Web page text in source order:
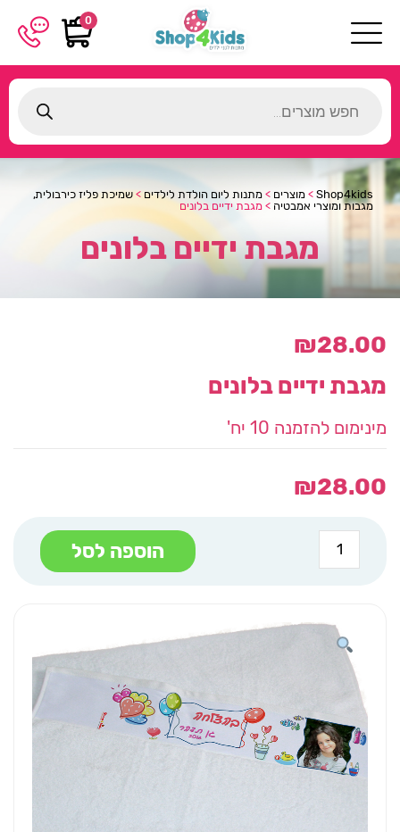
0
search
Shop4kids
> מוצרים > מתנות ליום הולדת לילדים > שמיכת פליז כירבולית,
מגבות ומוצרי אמבטיה > מגבת ידיים בלונים
מגבת ידיים בלונים
₪28.00
מגבת ידיים בלונים
מינימום להזמנה 10 יח'
₪28.00
כמות
של
מגבת
הוספה לסל